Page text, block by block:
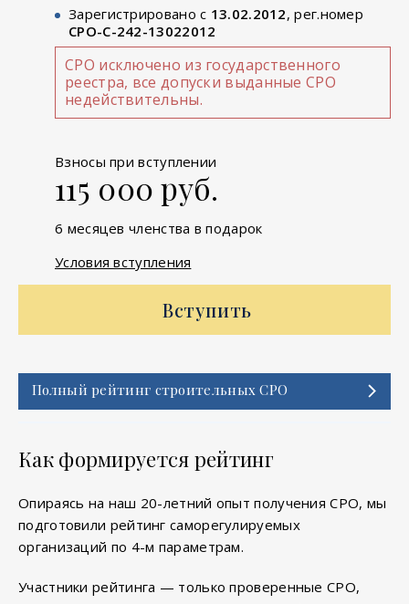
Зарегистрировано с 13.02.2012, рег.номер
СРО-С-242-13022012
СРО исключено из государственного
реестра, все допуски выданные СРО
недействительны.
Взносы при вступлении
115 000 руб.
6 месяцев членства в подарок
Условия вступления
Вступить
Полный рейтинг строительных СРО
Как формируется рейтинг
Опираясь на наш 20-летний опыт получения СРО, мы
подготовили рейтинг саморегулируемых
организаций по 4-м параметрам.
Участники рейтинга — только проверенные СРО,